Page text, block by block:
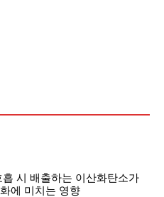
흡 시 배출하는 이산화탄소가
에 미치는 영향